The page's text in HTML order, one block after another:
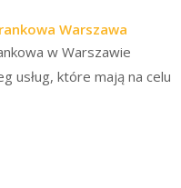
Warszawa
w Warszawie
usług, które mają na celu